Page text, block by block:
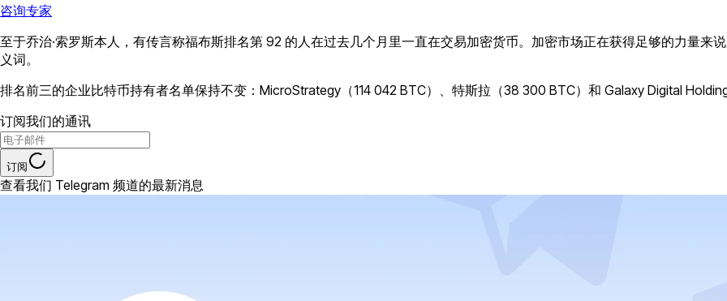
咨询专家
至于乔治·索罗斯本人，有传言称福布斯排名第 92 的人在过去几个月里一直在交易加密货币。加密市场正在获得足够的力量来
义词。
排名前三的企业比特币持有者名单保持不变：MicroStrategy（114 042 BTC）、特斯拉（38 300 BTC）和 Galaxy Digital
订阅我们的通讯
订阅
查看我们 Telegram 频道的最新消息